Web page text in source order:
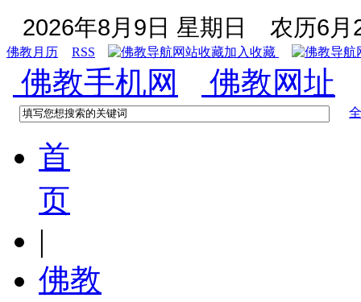
2026年8月9日 星期日 农历6月
佛教月历 RSS 加入收藏
佛教手机网 佛教网址
首
页
|
佛教